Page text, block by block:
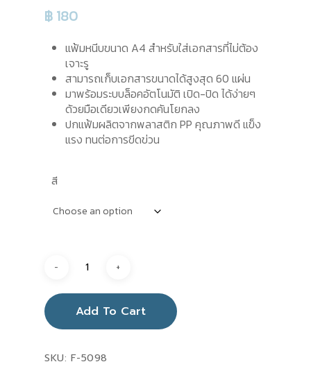
฿ 180
แฟ้มหนีบขนาด A4 สำหรับใส่เอกสารที่ไม่ต้อง
เจาะรู
สามารถเก็บเอกสารขนาดได้สูงสุด 60 แผ่น
มาพร้อมระบบล็อคอัตโนมัติ เปิด-ปิด ได้ง่ายๆ
ด้วยมือเดียวเพียงกดคันโยกลง
ปกแฟ้มผลิตจากพลาสติก PP คุณภาพดี แข็ง
แรง ทนต่อการขีดข่วน
สี
Add To Cart
SKU: F-5098